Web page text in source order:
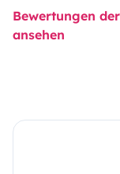
Bewertungen
ansehen